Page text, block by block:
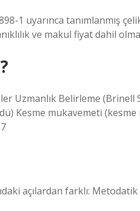
1 uyarınca tanımlanmış
ve makul fiyat dahil
Uzmanlık Belirleme
Kesme mukavemeti
açılardan farklı: